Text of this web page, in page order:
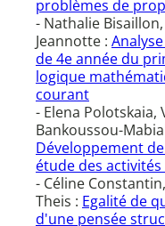
problèmes de
- Nathalie
Jeannotte :
de 4e année du
logique
courant
- Elena Polotskaia,
Bankoussou-
Développement
étude des
- Céline
Theis : Egalité de
d'une pensée